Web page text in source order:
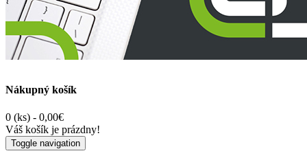
Nákupný košík
0 (ks) - 0,00€
Váš košík je prázdny!
Toggle navigation